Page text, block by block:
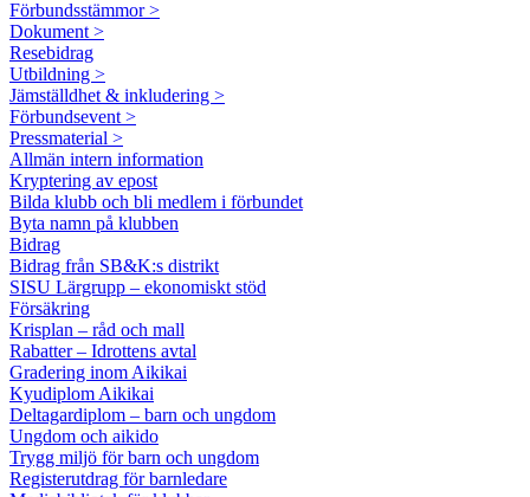
Förbundsstämmor >
Dokument >
Resebidrag
Utbildning >
Jämställdhet & inkludering >
Förbundsevent >
Pressmaterial >
Allmän intern information
Kryptering av epost
Bilda klubb och bli medlem i förbundet
Byta namn på klubben
Bidrag
Bidrag från SB&K:s distrikt
SISU Lärgrupp – ekonomiskt stöd
Försäkring
Krisplan – råd och mall
Rabatter – Idrottens avtal
Gradering inom Aikikai
Kyudiplom Aikikai
Deltagardiplom – barn och ungdom
Ungdom och aikido
Trygg miljö för barn och ungdom
Registerutdrag för barnledare